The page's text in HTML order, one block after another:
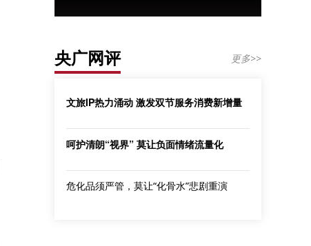
央广网评 更多>>
文旅IP热力涌动 激发双节服务消费新增量
呵护清朗“视界” 莫让负面情绪流量化
危化品须严管，莫让“化骨水”悲剧重演